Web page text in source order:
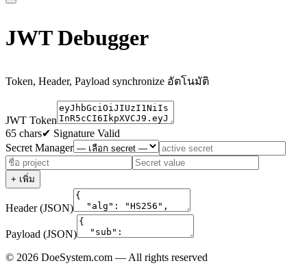
JWT Debugger
Token, Header, Payload synchronize อัตโนมัติ
JWT Token
65 chars✔ Signature Valid
Secret Manager
+ เพิ่ม
Header (JSON)
Payload (JSON)
© 2026 DoeSystem.com — All rights reserved